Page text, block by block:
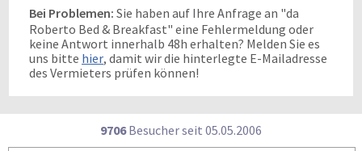
Bei Problemen: Sie haben auf Ihre Anfrage an "da
Roberto Bed & Breakfast" eine Fehlermeldung oder
keine Antwort innerhalb 48h erhalten? Melden Sie es
uns bitte hier, damit wir die hinterlegte E-Mailadresse
des Vermieters prüfen können!
9706Besucher seit 05.05.2006